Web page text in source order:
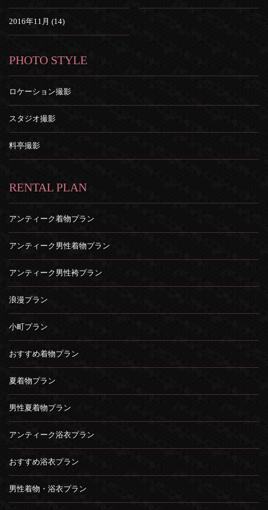
2016年11月 (14)
PHOTO STYLE
ロケーション撮影
スタジオ撮影
料亭撮影
RENTAL PLAN
アンティーク着物プラン
アンティーク男性着物プラン
アンティーク男性袴プラン
浪漫プラン
小町プラン
おすすめ着物プラン
夏着物プラン
男性夏着物プラン
アンティーク浴衣プラン
おすすめ浴衣プラン
男性着物・浴衣プラン